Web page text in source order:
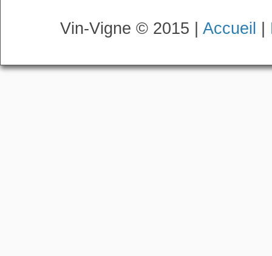
Vin-Vigne © 2015 | Accueil